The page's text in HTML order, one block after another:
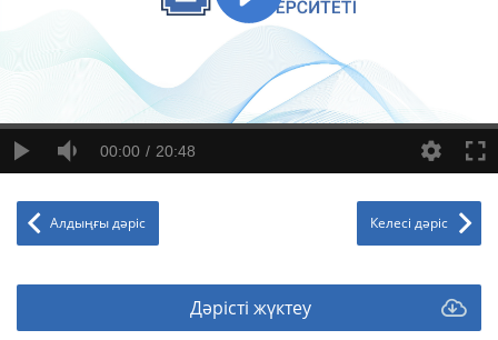
00:00 20:48
Алдыңғы дәріс Келесі дәріс
Дәрісті жүктеу